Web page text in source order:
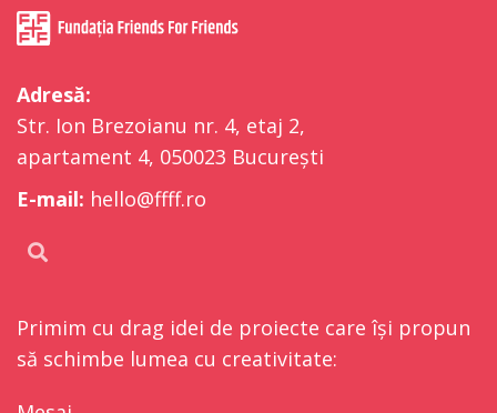
Adresă:
Str. Ion Brezoianu nr. 4, etaj 2,
apartament 4, 050023 București
E-mail: hello@ffff.ro
Primim cu drag idei de proiecte care își propun
să schimbe lumea cu creativitate: